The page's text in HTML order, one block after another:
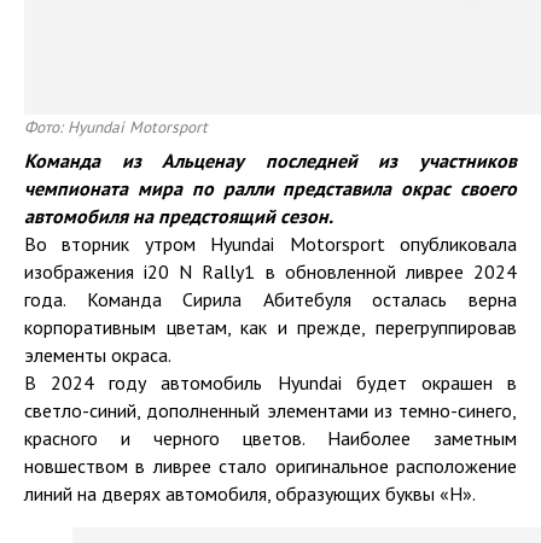
Фото: Hyundai Motorsport
Команда из Альценау последней из участников
чемпионата мира по ралли представила окрас своего
автомобиля на предстоящий сезон.
Во вторник утром Hyundai Motorsport опубликовала
изображения i20 N Rally1 в обновленной ливрее 2024
года. Команда Сирила Абитебуля осталась верна
корпоративным цветам, как и прежде, перегруппировав
элементы окраса.
В 2024 году автомобиль Hyundai будет окрашен в
светло-синий, дополненный элементами из темно-синего,
красного и черного цветов. Наиболее заметным
новшеством в ливрее стало оригинальное расположение
линий на дверях автомобиля, образующих буквы «H».